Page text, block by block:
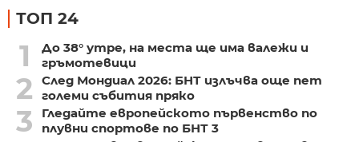
ТОП 24
1
До 38° утре, на места ще има валежи и
гръмотевици
2
След Мондиал 2026: БНТ излъчва още пет
големи събития пряко
3
Гледайте европейското първенство по
плувни спортове по БНТ 3